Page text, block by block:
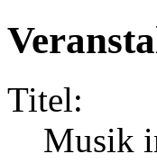
Titel:
Musik